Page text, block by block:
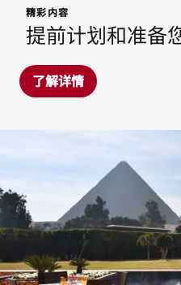
精彩内容
提前计划和准备
了解详情
The
Moghul Room餐厅供应地
议或游览归来，不妨前往
食。餐厅接受
In-
缤纷美食，直达客房门口。
们的专职团队将为您打造愉
预订，在客房